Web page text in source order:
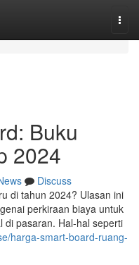
Buku
2024
Discuss
di tahun 2024? Ulasan ini
perkiraan biaya untuk
di pasaran. Hal-hal seperti
harga-smart-board-ruang-